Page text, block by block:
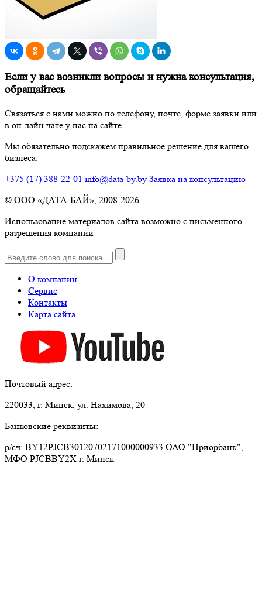
Если у вас возникли вопросы и нужна консультация,
обращайтесь
Связаться с нами можно по телефону, почте, форме заявки или
в он-лайн чате у нас на сайте.
Мы обязательно подскажем правильное решение для вашего
бизнеса.
+375 (17) 388-22-01 info@data-by.by Заявка на консультацию
© OОО «ДАТА-БАЙ», 2008-2026
Использование материалов сайта возможно с письменного
разрешения компании
О компании
Сервис
Контакты
Карта сайта
Почтовый адрес:
220033, г. Минск, ул. Нахимова, 20
Банковские реквизиты:
р/сч: BY12PJCB30120702171000000933 ОАО "Приорбанк",
МФО PJCBBY2X г. Минск